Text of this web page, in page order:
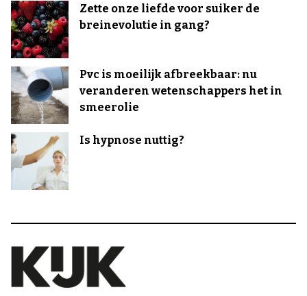
Zette onze liefde voor suiker de
breinevolutie in gang?
Pvc is moeilijk afbreekbaar: nu
veranderen wetenschappers het in
smeerolie
Is hypnose nuttig?